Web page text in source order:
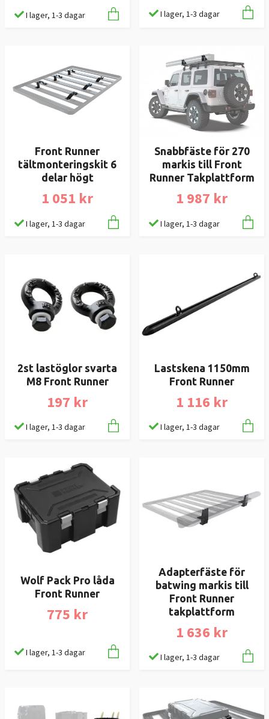
I lager, 1-3 dagar I lager, 1-3 dagar
Front Runner
tältmonteringskit 6
delar högt
1 051 kr
I lager, 1-3 dagar
Snabbfäste för 270
markis till Front
Runner Takplattform
1 987 kr
I lager, 1-3 dagar
2st lastöglor svarta
M8 Front Runner
197 kr
I lager, 1-3 dagar
Lastskena 1150mm
Front Runner
1 116 kr
I lager, 1-3 dagar
Wolf Pack Pro låda
Front Runner
775 kr
I lager, 1-3 dagar
Adapterfäste för
batwing markis till
Front Runner
takplattform
1 636 kr
I lager, 1-3 dagar